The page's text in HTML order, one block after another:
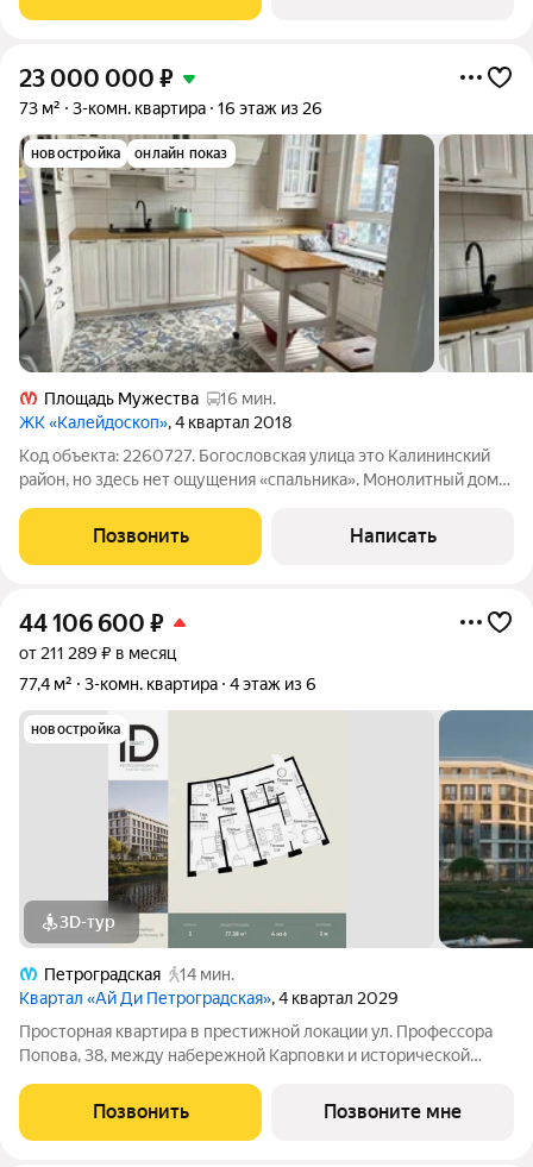
доступности метро
23 000 000 ₽
73 м² 3-комн. квартира 16 этаж из 26
новостройка онлайн показ
Площадь Мужества
16 мин.
ЖК «Калейдоскоп», 4 квартал 2018
Код объекта: 2260727. Богословская улица это Калининский
район, но здесь нет ощущения «спальника». Монолитный дом
пространство, которое хочется сохранить. Окна выходят во
двор, поэтому
Позвонить Написать
44 106 600 ₽
от 211 289 ₽ в месяц
77,4 м²
3-комн. квартира 4 этаж из 6
новостройка
3D-тур
Петроградская
14 мин.
Квартал «Ай Ди Петроградская», 4 квартал 2029
Просторная квартира в престижной локации ул. Профессора
Попова, 38, между набережной Карповки и исторической
виды на Иоанновский монастырь и реку Карповку. В пешей
доступности метро
Позвонить Позвоните мне